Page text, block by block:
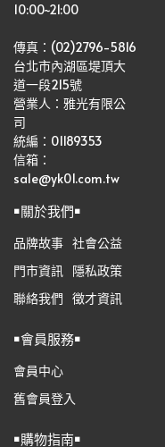
10:00~21:00
傳真：(02)2796-5816
台北市內湖區堤頂大
道一段215號
營業人：雅光有限公
司
統編：01189353
信箱：
sale@yk01.com.tw
￭關於我們￭
品牌故事 社會公益
門市資訊 隱私政策
聯絡我們 徵才資訊
￭會員服務￭
會員中心
舊會員登入
￭購物指南￭